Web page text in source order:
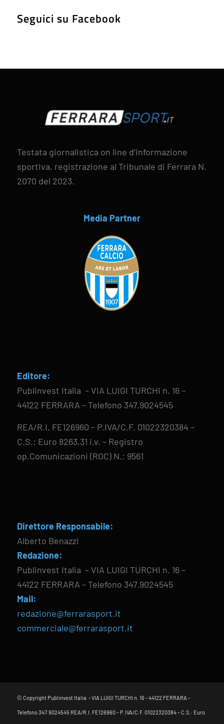
Seguici su Facebook
Testata giornalistica on line d’informazione
sportiva, registrazione al Tribunale di Ferrara N.
2070 del 2023.
Media Partner
Editore:
Publinvest Italia – VIA LUIGI TURCHI n. 16 –
44122 FERRARA – Telefono 347.9024545
REA/R.I. FE126960 – P.IVA/C.F. 01022320384 –
C.S.: Euro 8263,31 i.v. – Registro
op.Comunicazioni (ROC) N.: 9561
Direttore Responsabile:
Alberto Benazzi
Redazione:
Publinvest Italia – VIA LUIGI TURCHI n. 16 –
44122 FERRARA – Telefono 347.9024545
Mail:
redazione@ferrarasport.it
commerciale@ferrarasport.it
© Copyright Publinvest Italia - VIA LUIGI TURCHI n. 16 - 44122 FERRARA -
Telefono 347.9024545 REA/R.I. FE126960 – P.IVA/C.F. 01022320384 – C.S.: Euro